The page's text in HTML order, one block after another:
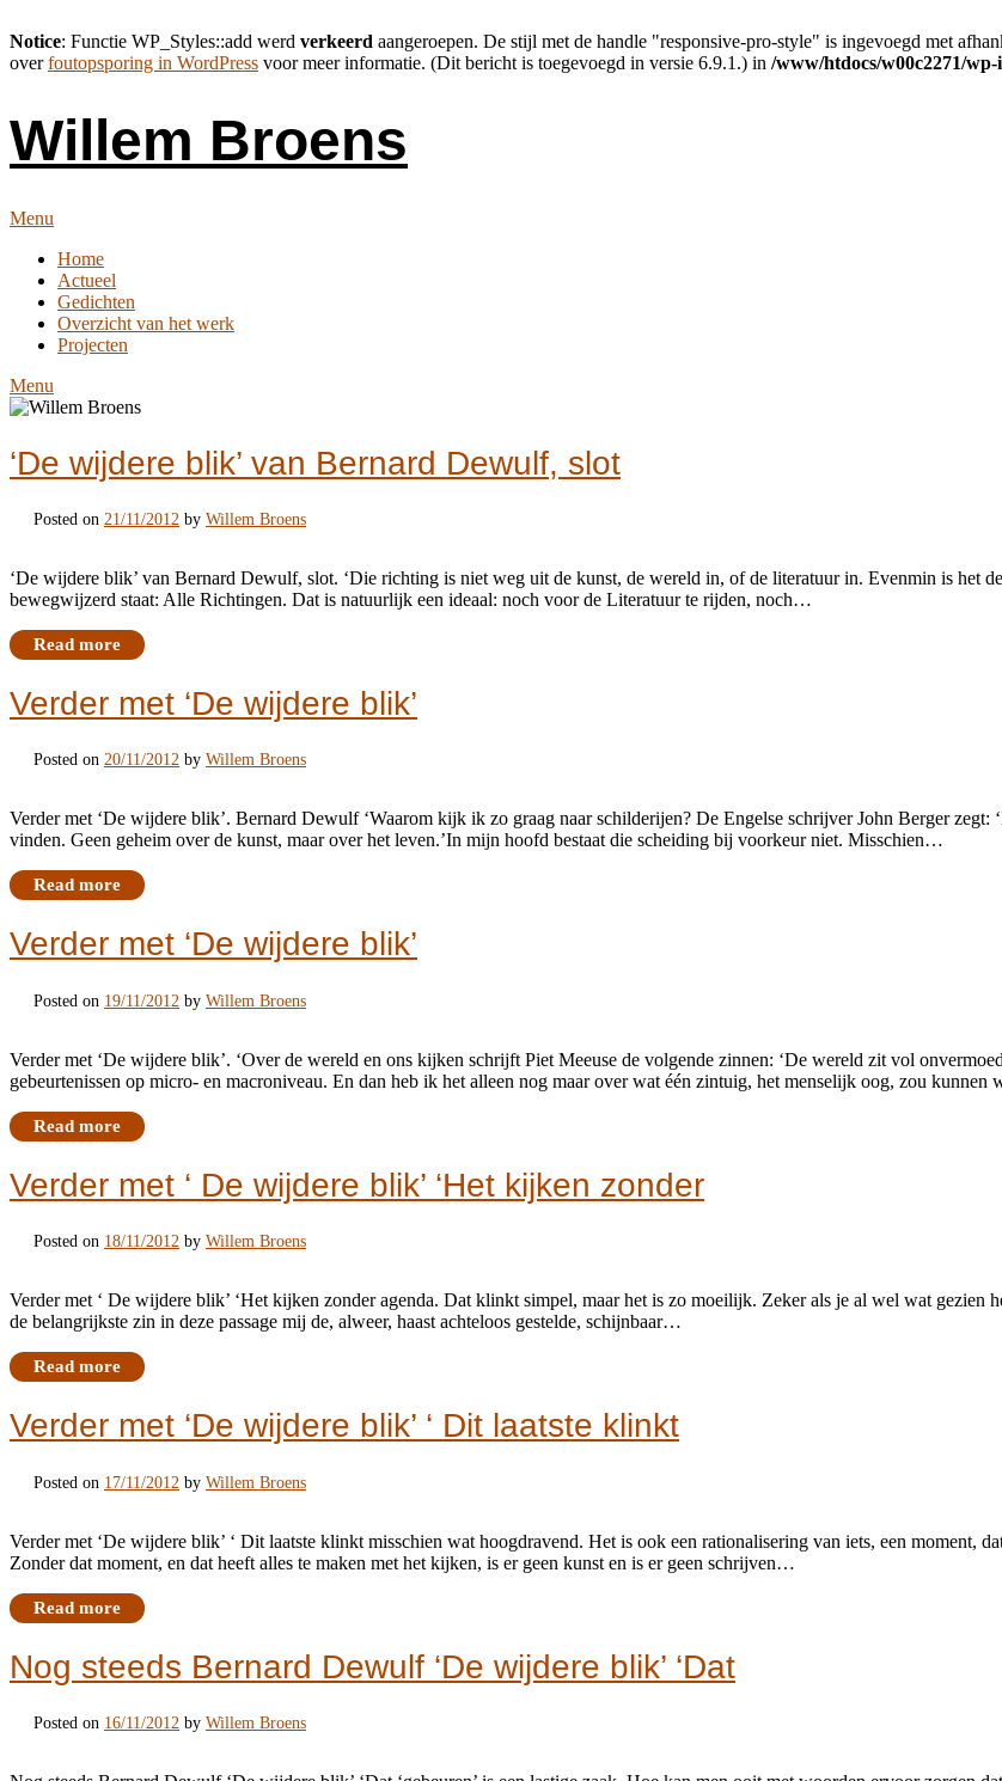
Notice: Functie WP_Styles::add werd verkeerd aangeroepen. De stijl met de handle "responsive-pro-style" is ingevoegd met
overfoutopsporing in WordPress voor meer informatie. (Dit bericht is toegevoegd in versie 6.9.1.) in /www/htdocs/w00c2271/
content
Willem Broens
Menu
Home
Actueel
Gedichten
Overzicht van het werk
Projecten
Menu
‘De wijdere blik’ van Bernard Dewulf, slot
Posted on 21/11/2012 by Willem Broens
‘De wijdere blik’ van Bernard Dewulf, slot. ‘Die richting is niet weg uit de kunst, de wereld in, of de literatuur in. Evenmin is het
bewegwijzerd staat: Alle Richtingen. Dat is natuurlijk een ideaal: noch voor de Literatuur te rijden, noch…
Read more
Verder met ‘De wijdere blik’
Posted on 20/11/2012 by Willem Broens
Verder met ‘De wijdere blik’. Bernard Dewulf ‘Waarom kijk ik zo graag naar schilderijen? De Engelse schrijver John Berger
vinden. Geen geheim over de kunst, maar over het leven.’In mijn hoofd bestaat die scheiding bij voorkeur niet. Misschien…
Read more
Verder met ‘De wijdere blik’
Posted on 19/11/2012 by Willem Broens
Verder met ‘De wijdere blik’. ‘Over de wereld en ons kijken schrijft Piet Meeuse de volgende zinnen: ‘De wereld zit vol
gebeurtenissen op micro- en macroniveau. En dan heb ik het alleen nog maar over wat één zintuig, het menselijk oog, zou
Read more
Verder met ‘ De wijdere blik’ ‘Het kijken zonder
Posted on 18/11/2012 by Willem Broens
Verder met ‘ De wijdere blik’ ‘Het kijken zonder agenda. Dat klinkt simpel, maar het is zo moeilijk. Zeker als je al wel wat gezien
de belangrijkste zin in deze passage mij de, alweer, haast achteloos gestelde, schijnbaar…
Read more
Verder met ‘De wijdere blik’ ‘ Dit laatste klinkt
Posted on 17/11/2012 by Willem Broens
Verder met ‘De wijdere blik’ ‘ Dit laatste klinkt misschien wat hoogdravend. Het is ook een rationalisering van iets, een moment,
Zonder dat moment, en dat heeft alles te maken met het kijken, is er geen kunst en is er geen schrijven…
Read more
Nog steeds Bernard Dewulf ‘De wijdere blik’ ‘Dat
Posted on 16/11/2012 by Willem Broens